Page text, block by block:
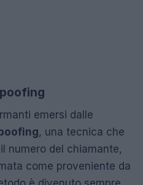
emersi dalle
, una tecnica che
numero del chiamante,
come proveniente da